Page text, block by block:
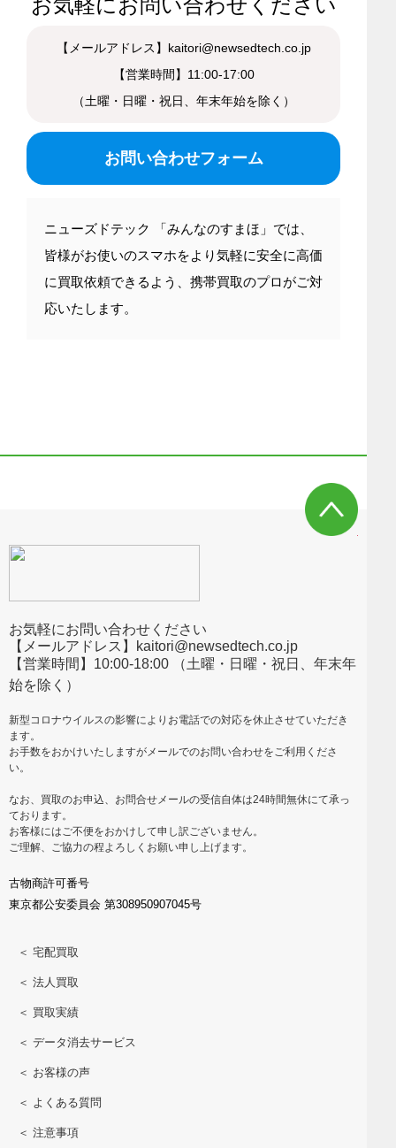
お気軽にお問い合わせください
【メールアドレス】kaitori@newsedtech.co.jp
【営業時間】11:00-17:00
（土曜・日曜・祝日、年末年始を除く）
お問い合わせフォーム
ニューズドテック 「みんなのすまほ」では、
皆様がお使いのスマホをより気軽に安全に高価
に買取依頼できるよう、携帯買取のプロがご対
応いたします。
お気軽にお問い合わせください
【メールアドレス】kaitori@newsedtech.co.jp
【営業時間】10:00-18:00 （土曜・日曜・祝日、年末年
始を除く）
新型コロナウイルスの影響によりお電話での対応を休止させていただき
ます。
お手数をおかけいたしますがメールでのお問い合わせをご利用くださ
い。
なお、買取のお申込、お問合せメールの受信自体は24時間無休にて承っ
ております。
お客様にはご不便をおかけして申し訳ございません。
ご理解、ご協力の程よろしくお願い申し上げます。
古物商許可番号
東京都公安委員会 第308950907045号
＜ 宅配買取
＜ 法人買取
＜ 買取実績
＜ データ消去サービス
＜ お客様の声
＜ よくある質問
＜ 注意事項